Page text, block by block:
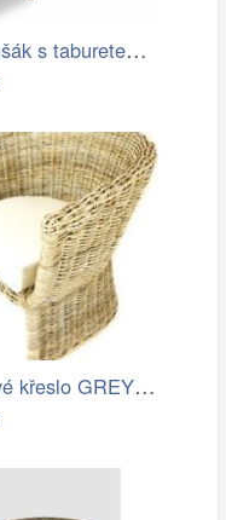
Křeslo ušák s taburetem, látka…
Ratanové křeslo GREY - šedý ratan